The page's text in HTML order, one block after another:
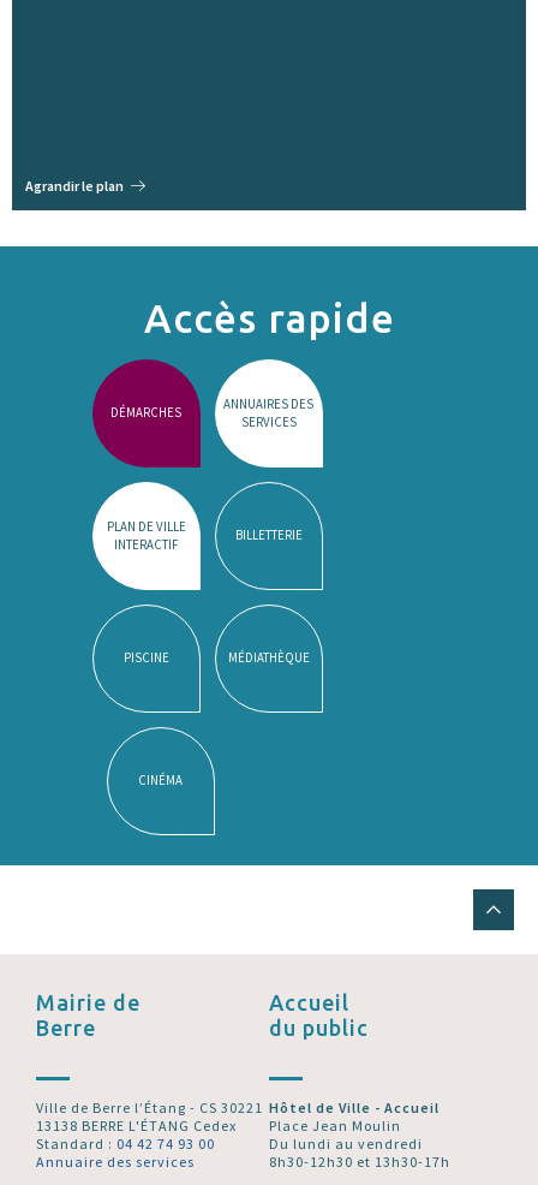
Agrandir le plan
Accès rapide
DÉMARCHES
ANNUAIRES DES
SERVICES
PLAN DE VILLE
INTERACTIF
BILLETTERIE
PISCINE MÉDIATHÈQUE
CINÉMA
Mairie de
Berre
Ville de Berre l’Étang - CS 30221
13138 BERRE L'ÉTANG Cedex
Standard : 04 42 74 93 00
Annuaire des services
Accueil
du public
Hôtel de Ville - Accueil
Place Jean Moulin
Du lundi au vendredi
8h30-12h30 et 13h30-17h